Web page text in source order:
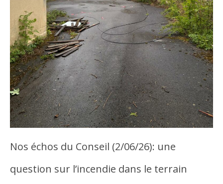
Nos échos du Conseil (2/06/26): une
question sur l’incendie dans le terrain